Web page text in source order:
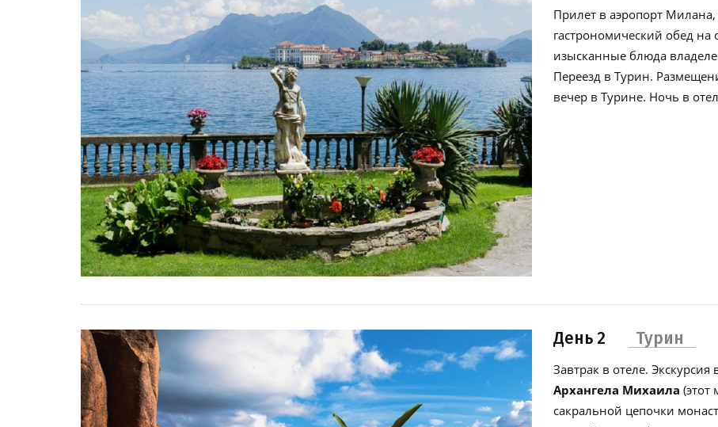
Прилет в аэропорт
гастрономический обед на
изысканные блюда
Переезд в Турин.
вечер в Турине. Ночь в
День 2 Турин
Завтрак в отеле.
Архангела Михаила (этот
сакральной цепочки